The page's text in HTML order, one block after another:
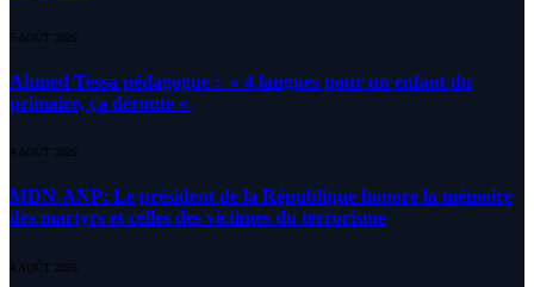
5 AOÛT 2026
Ahmed Tessa pédagogue : » 4 langues pour un enfant du
primaire, ça déroute «
4 AOÛT 2026
MDN-ANP: Le président de la République honore la mémoire
des martyrs et celles des victimes du terrorisme
4 AOÛT 2026